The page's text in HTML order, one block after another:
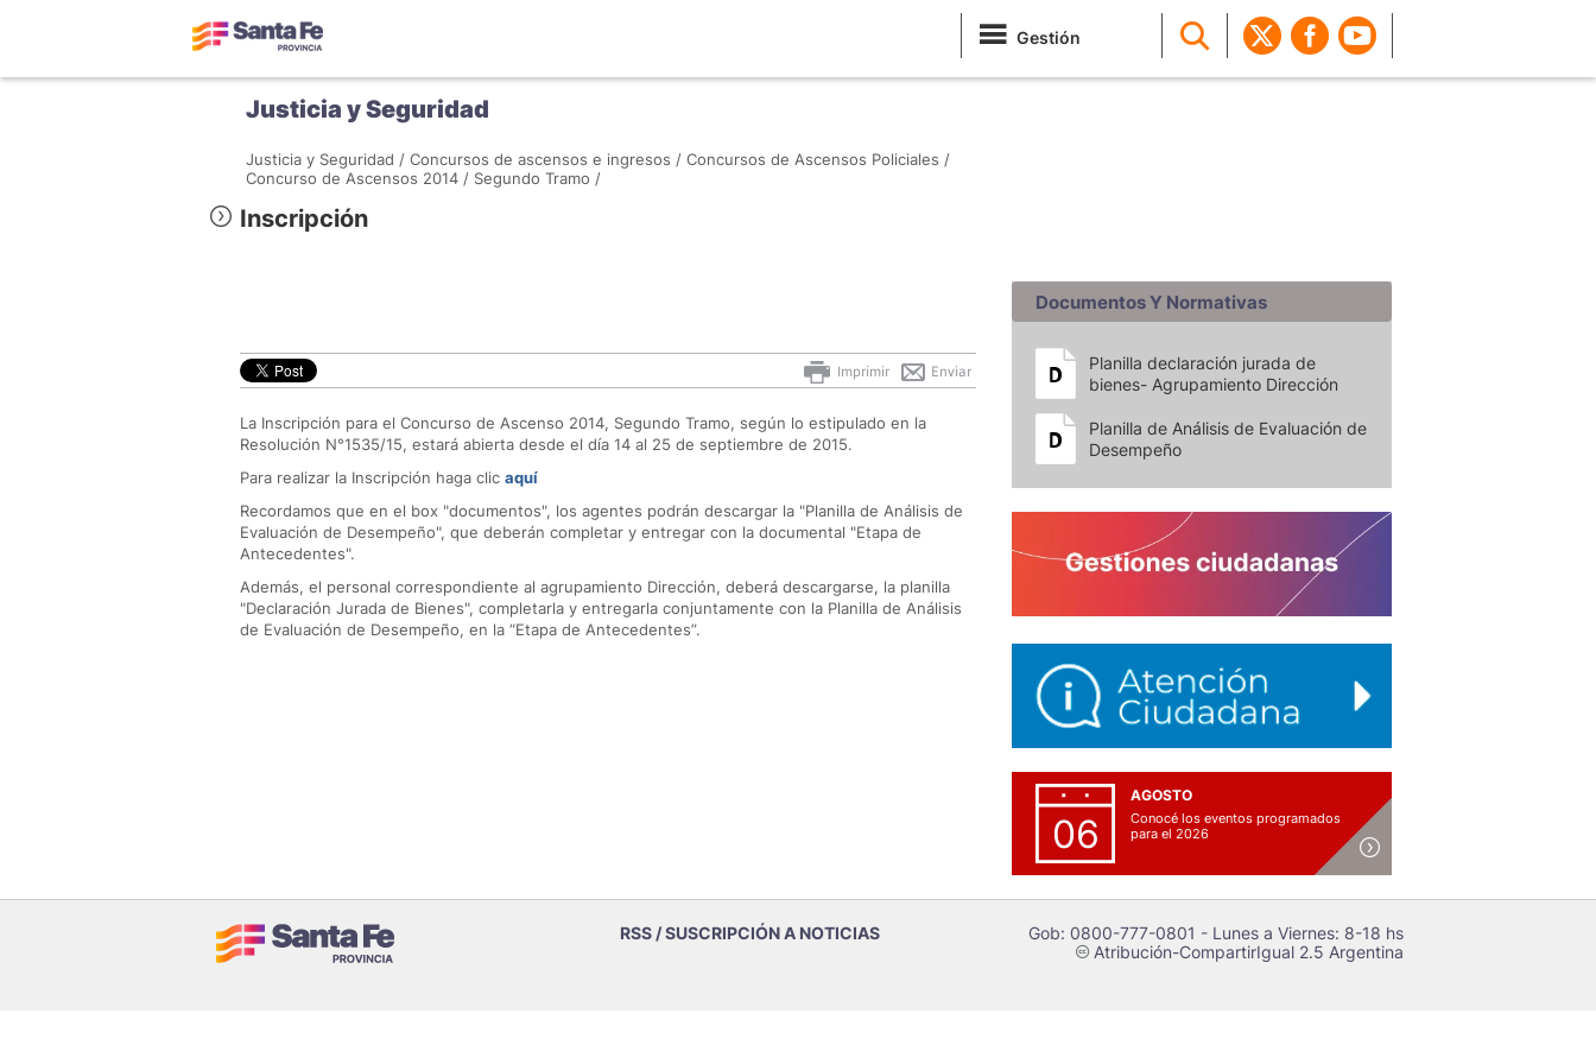
Gestión
Justicia y Seguridad
Justicia y Seguridad / Concursos de ascensos e ingresos / Concursos de Ascensos Policiales /
Concurso de Ascensos 2014 / Segundo Tramo /
Inscripción
Enviar
Imprimir
La Inscripción para el Concurso de Ascenso 2014, Segundo Tramo, según lo estipulado en la
Resolución N°1535/15, estará abierta desde el día 14 al 25 de septiembre de 2015.
Para realizar la Inscripción haga clic aquí
Recordamos que en el box "documentos", los agentes podrán descargar la "Planilla de Análisis de
Evaluación de Desempeño", que deberán completar y entregar con la documental "Etapa de
Antecedentes".
Además, el personal correspondiente al agrupamiento Dirección, deberá descargarse, la planilla
"Declaración Jurada de Bienes", completarla y entregarla conjuntamente con la Planilla de Análisis
de Evaluación de Desempeño, en la “Etapa de Antecedentes”.
Documentos Y Normativas
Planilla declaración jurada de
bienes- Agrupamiento Dirección
Planilla de Análisis de Evaluación de
Desempeño
06
AGOSTO
Conocé los eventos programados
para el 2026
RSS / SUSCRIPCIÓN A NOTICIAS Gob: 0800-777-0801 - Lunes a Viernes: 8-18 hs
cAtribución-CompartirIgual 2.5 Argentina